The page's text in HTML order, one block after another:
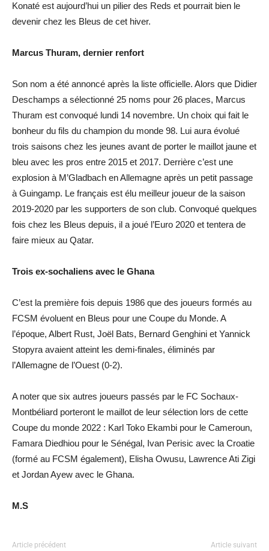
Konaté est aujourd’hui un pilier des Reds et pourrait bien le
devenir chez les Bleus de cet hiver.
Marcus Thuram, dernier renfort
Son nom a été annoncé après la liste officielle. Alors que Didier
Deschamps a sélectionné 25 noms pour 26 places, Marcus
Thuram est convoqué lundi 14 novembre. Un choix qui fait le
bonheur du fils du champion du monde 98. Lui aura évolué
trois saisons chez les jeunes avant de porter le maillot jaune et
bleu avec les pros entre 2015 et 2017. Derrière c’est une
explosion à M’Gladbach en Allemagne après un petit passage
à Guingamp. Le français est élu meilleur joueur de la saison
2019-2020 par les supporters de son club. Convoqué quelques
fois chez les Bleus depuis, il a joué l’Euro 2020 et tentera de
faire mieux au Qatar.
Trois ex-sochaliens avec le Ghana
C’est la première fois depuis 1986 que des joueurs formés au
FCSM évoluent en Bleus pour une Coupe du Monde. A
l’époque, Albert Rust, Joël Bats, Bernard Genghini et Yannick
Stopyra avaient atteint les demi-finales, éliminés par
l’Allemagne de l’Ouest (0-2).
A noter que six autres joueurs passés par le FC Sochaux-
Montbéliard porteront le maillot de leur sélection lors de cette
Coupe du monde 2022 : Karl Toko Ekambi pour le Cameroun,
Famara Diedhiou pour le Sénégal, Ivan Perisic avec la Croatie
(formé au FCSM également), Elisha Owusu, Lawrence Ati Zigi
et Jordan Ayew avec le Ghana.
M.S
Article précédent Article suivant